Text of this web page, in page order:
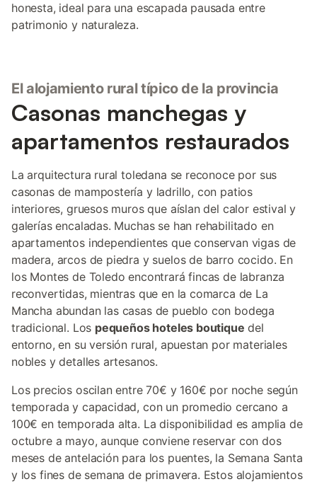
honesta, ideal para una escapada pausada entre
patrimonio y naturaleza.
El alojamiento rural típico de la provincia
Casonas manchegas y
apartamentos restaurados
La arquitectura rural toledana se reconoce por sus
casonas de mampostería y ladrillo, con patios
interiores, gruesos muros que aíslan del calor estival y
galerías encaladas. Muchas se han rehabilitado en
apartamentos independientes que conservan vigas de
madera, arcos de piedra y suelos de barro cocido. En
los Montes de Toledo encontrará fincas de labranza
reconvertidas, mientras que en la comarca de La
Mancha abundan las casas de pueblo con bodega
tradicional. Los pequeños hoteles boutique del
entorno, en su versión rural, apuestan por materiales
nobles y detalles artesanos.
Los precios oscilan entre 70€ y 160€ por noche según
temporada y capacidad, con un promedio cercano a
100€ en temporada alta. La disponibilidad es amplia de
octubre a mayo, aunque conviene reservar con dos
meses de antelación para los puentes, la Semana Santa
y los fines de semana de primavera. Estos alojamientos